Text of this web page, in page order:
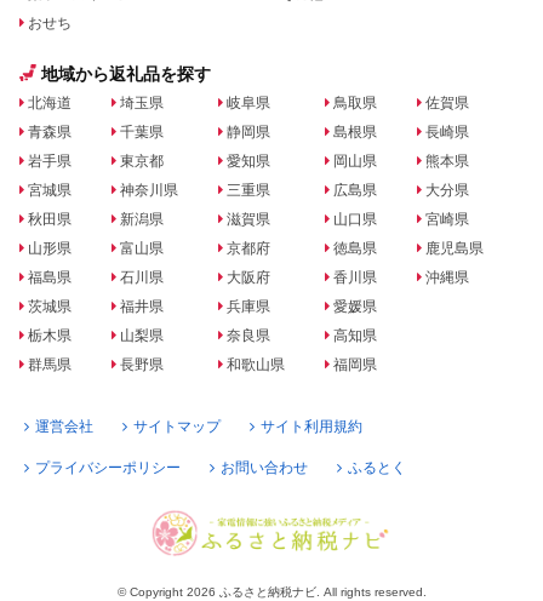
おせち
地域から返礼品を探す
北海道
青森県
岩手県
宮城県
秋田県
山形県
福島県
茨城県
栃木県
群馬県
埼玉県
千葉県
東京都
神奈川県
新潟県
富山県
石川県
福井県
山梨県
長野県
岐阜県
静岡県
愛知県
三重県
滋賀県
京都府
大阪府
兵庫県
奈良県
和歌山県
鳥取県
島根県
岡山県
広島県
山口県
徳島県
香川県
愛媛県
高知県
福岡県
佐賀県
長崎県
熊本県
大分県
宮崎県
鹿児島県
沖縄県
運営会社 サイトマップ サイト利用規約
プライバシーポリシー お問い合わせ ふるとく
© Copyright 2026 ふるさと納税ナビ. All rights reserved.